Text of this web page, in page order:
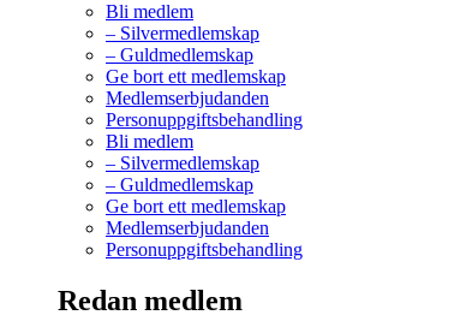
Bli medlem
– Silvermedlemskap
– Guldmedlemskap
Ge bort ett medlemskap
Medlemserbjudanden
Personuppgiftsbehandling
Bli medlem
– Silvermedlemskap
– Guldmedlemskap
Ge bort ett medlemskap
Medlemserbjudanden
Personuppgiftsbehandling
Redan medlem